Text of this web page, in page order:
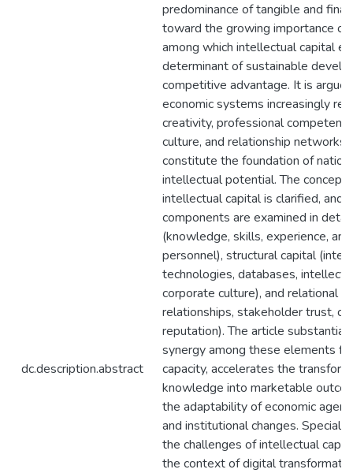
dc.description.abstract
predominance of tangible and
toward the growing importance of
among which intellectual capital
determinant of sustainable
competitive advantage. It is
economic systems increasingly
creativity, professional
culture, and relationship
constitute the foundation of
intellectual potential. The
intellectual capital is clarified, and
components are examined in
(knowledge, skills, experience,
personnel), structural capital
technologies, databases,
corporate culture), and relational
relationships, stakeholder trust,
reputation). The article
synergy among these elements
capacity, accelerates the
knowledge into marketable
the adaptability of economic
and institutional changes. Special
the challenges of intellectual
the context of digital